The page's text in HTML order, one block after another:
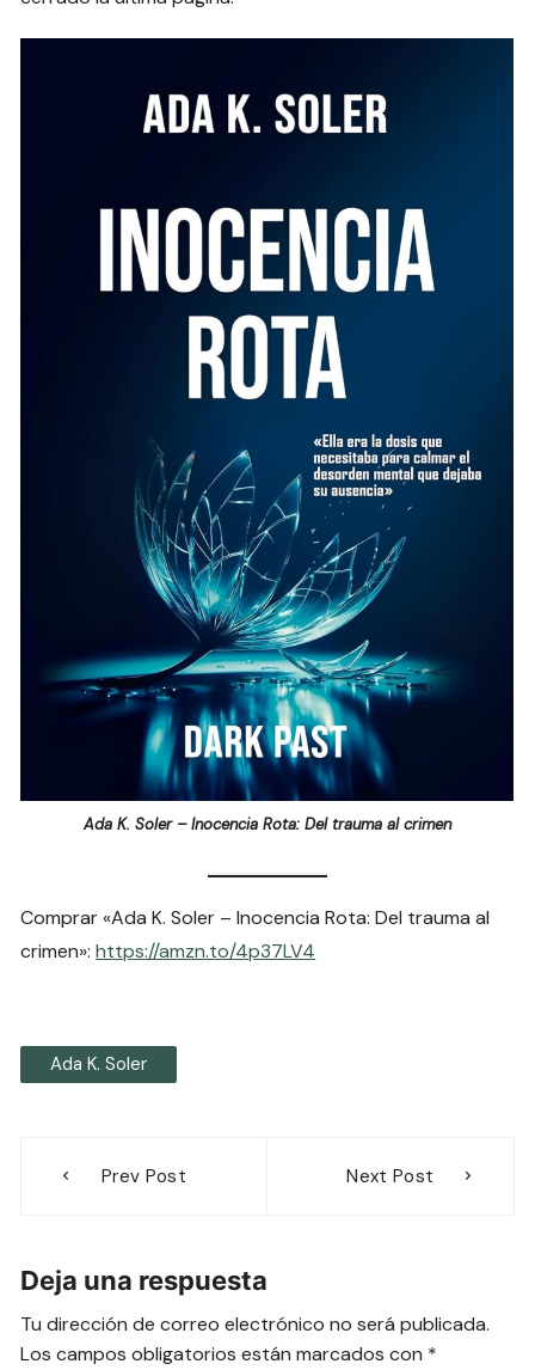
Ada K. Soler – Inocencia Rota: Del trauma al crimen
Comprar «Ada K. Soler – Inocencia Rota: Del trauma al
crimen»:https://amzn.to/4p37LV4
Ada K. Soler
Prev Post Next Post
Deja una respuesta
Tu dirección de correo electrónico no será publicada.
Los campos obligatorios están marcados con *